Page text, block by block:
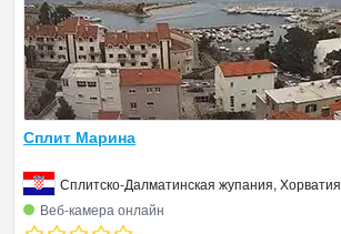
Сплит Марина
Сплитско-Далматинская жупания, Хорватия
Веб‑камера онлайн